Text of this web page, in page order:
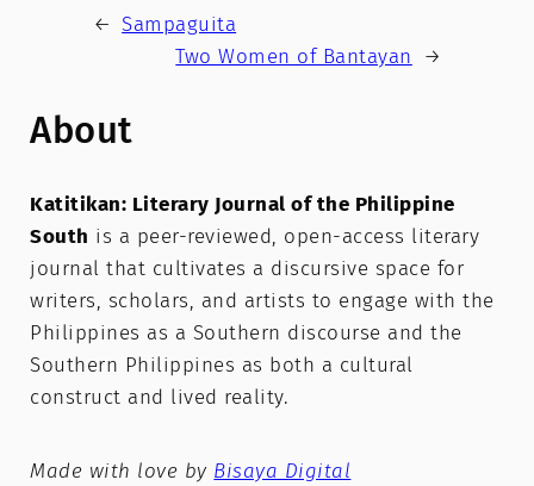
← Sampaguita
Two Women of Bantayan
→
About
Katitikan: Literary Journal of the Philippine
South is a peer-reviewed, open-access literary
journal that cultivates a discursive space for
writers, scholars, and artists to engage with the
Philippines as a Southern discourse and the
Southern Philippines as both a cultural
construct and lived reality.
Made with love by Bisaya Digital